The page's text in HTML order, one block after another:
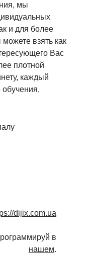
мы
и для более
взять как
Вас
плотной
каждый
обучения,
dijix.com.ua
в
нашем.